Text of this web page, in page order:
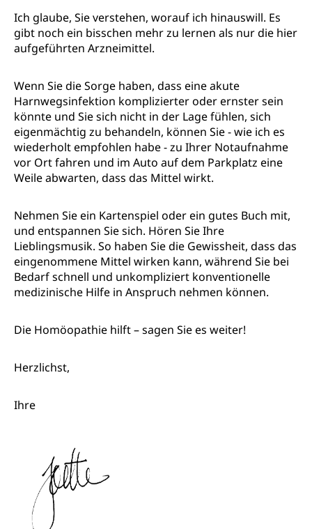
Ich glaube, Sie verstehen, worauf ich hinauswill. Es
gibt noch ein bisschen mehr zu lernen als nur die hier
aufgeführten Arzneimittel.
Wenn Sie die Sorge haben, dass eine akute
Harnwegsinfektion komplizierter oder ernster sein
könnte und Sie sich nicht in der Lage fühlen, sich
eigenmächtig zu behandeln, können Sie - wie ich es
wiederholt empfohlen habe - zu Ihrer Notaufnahme
vor Ort fahren und im Auto auf dem Parkplatz eine
Weile abwarten, dass das Mittel wirkt.
Nehmen Sie ein Kartenspiel oder ein gutes Buch mit,
und entspannen Sie sich. Hören Sie Ihre
Lieblingsmusik. So haben Sie die Gewissheit, dass das
eingenommene Mittel wirken kann, während Sie bei
Bedarf schnell und unkompliziert konventionelle
medizinische Hilfe in Anspruch nehmen können.
Die Homöopathie hilft – sagen Sie es weiter!
Herzlichst,
Ihre